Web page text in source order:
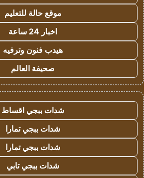
موقع حالة للتعليم
اخبار 24 ساعة
هيدب فنون وترفيه
صحيفة العالم
شدات ببجي اقساط
شدات ببجي تمارا
شدات ببجي تمارا
شدات ببجي تابي